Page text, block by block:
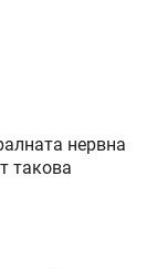
нервна
такова